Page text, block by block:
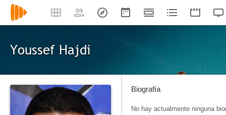
Youssef Hajdi
Biografía
No hay actualmente ninguna